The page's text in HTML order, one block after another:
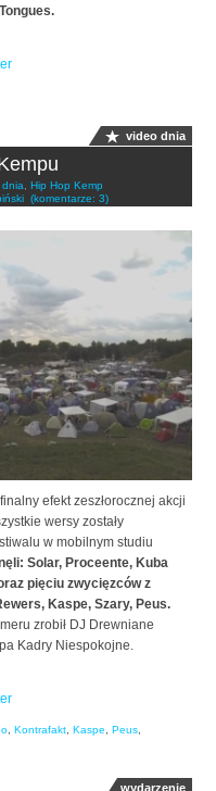
video dnia
Hip Hop Kemp
(komentarze: 3)
efekt zeszłorocznej akcji
wersy zostały
w mobilnym studiu
Solar, Proceente, Kuba
pięciu zwycięzców z
Kaspe, Szary, Peus.
zrobił DJ Drewniane
Kadry Niespokojne.
Kontrafakt Kaspe Peus
wydarzenie